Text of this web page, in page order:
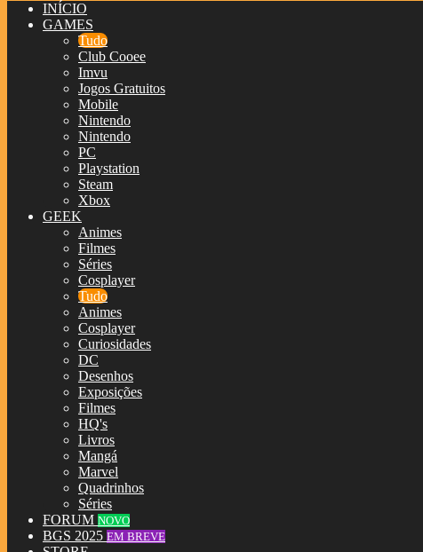
INÍCIO
GAMES
Tudo
Club Cooee
Imvu
Jogos Gratuitos
Mobile
Nintendo
Nintendo
PC
Playstation
Steam
Xbox
GEEK
Animes
Filmes
Séries
Cosplayer
Tudo
Animes
Cosplayer
Curiosidades
DC
Desenhos
Exposições
Filmes
HQ's
Livros
Mangá
Marvel
Quadrinhos
Séries
FORUM NOVO
BGS 2025 EM BREVE